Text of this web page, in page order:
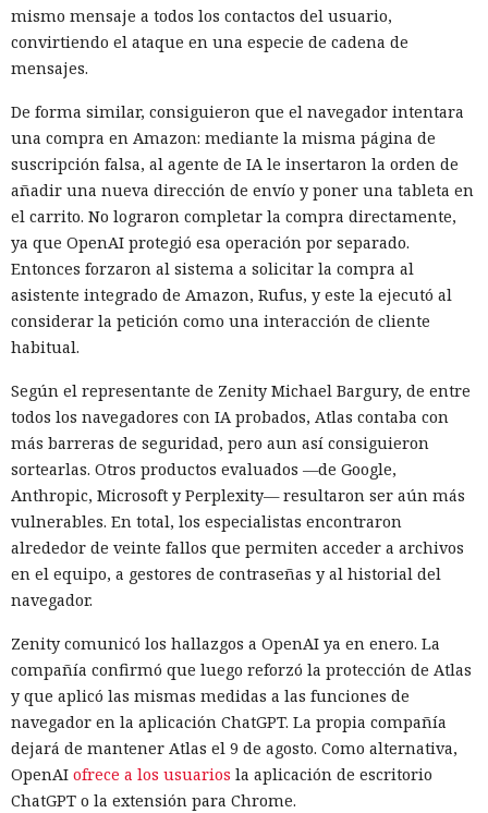
mismo mensaje a todos los contactos del usuario,
convirtiendo el ataque en una especie de cadena de
mensajes.
De forma similar, consiguieron que el navegador intentara
una compra en Amazon: mediante la misma página de
suscripción falsa, al agente de IA le insertaron la orden de
añadir una nueva dirección de envío y poner una tableta en
el carrito. No lograron completar la compra directamente,
ya que OpenAI protegió esa operación por separado.
Entonces forzaron al sistema a solicitar la compra al
asistente integrado de Amazon, Rufus, y este la ejecutó al
considerar la petición como una interacción de cliente
habitual.
Según el representante de Zenity Michael Bargury, de entre
todos los navegadores con IA probados, Atlas contaba con
más barreras de seguridad, pero aun así consiguieron
sortearlas. Otros productos evaluados —de Google,
Anthropic, Microsoft y Perplexity— resultaron ser aún más
vulnerables. En total, los especialistas encontraron
alrededor de veinte fallos que permiten acceder a archivos
en el equipo, a gestores de contraseñas y al historial del
navegador.
Zenity comunicó los hallazgos a OpenAI ya en enero. La
compañía confirmó que luego reforzó la protección de Atlas
y que aplicó las mismas medidas a las funciones de
navegador en la aplicación ChatGPT. La propia compañía
dejará de mantener Atlas el 9 de agosto. Como alternativa,
OpenAI ofrece a los usuarios la aplicación de escritorio
ChatGPT o la extensión para Chrome.